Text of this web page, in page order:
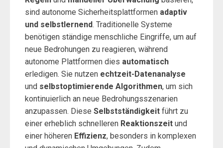
sind autonome Sicherheitsplattformen adaptiv
und selbstlernend. Traditionelle Systeme
benötigen ständige menschliche Eingriffe, um auf
neue Bedrohungen zu reagieren, während
autonome Plattformen dies automatisch
erledigen. Sie nutzen echtzeit-Datenanalyse
und selbstoptimierende Algorithmen, um sich
kontinuierlich an neue Bedrohungsszenarien
anzupassen. Diese Selbstständigkeit führt zu
einer erheblich schnelleren Reaktionszeit und
einer höheren Effizienz, besonders in komplexen